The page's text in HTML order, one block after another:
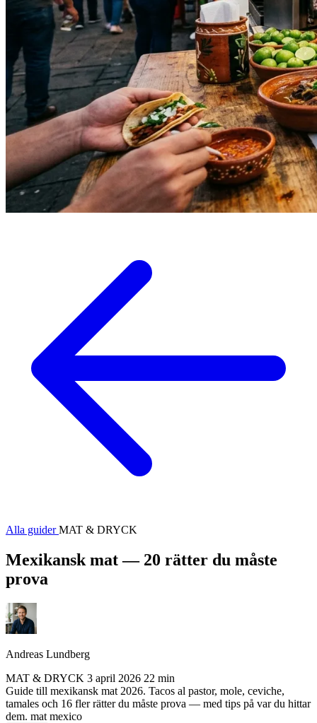
Alla guiderMAT & DRYCK
Mexikansk mat — 20 rätter du måste
prova
Andreas Lundberg
MAT & DRYCK 3 april 2026 22 min
Guide till mexikansk mat 2026. Tacos al pastor, mole, ceviche,
tamales och 16 fler rätter du måste prova — med tips på var du hittar
dem. mat mexico